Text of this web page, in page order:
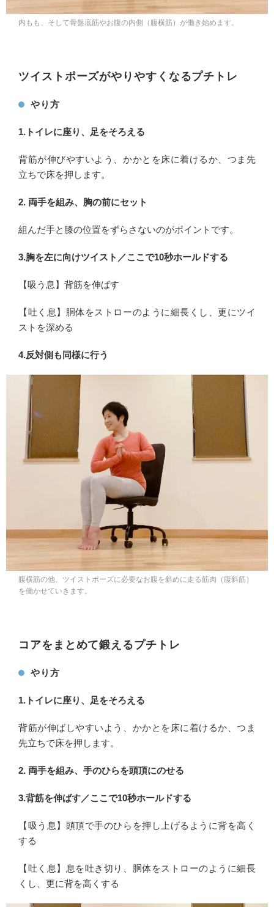
内もも、そして骨盤底筋やお腹の内側（腹横筋）が働き始めます。
ツイストポーズがやりやすくなるプチトレ
やり方
1.トイレに座り、足をそろえる
背筋が伸びやすいよう、かかとを床に着けるか、つま先
立ちで床を押します。
2. 両手を組み、胸の前にセット
組んだ手と膝の位置をずらさないのがポイントです。
3.胸を左に向けツイスト／ここで10秒ホールドする
【吸う息】背筋を伸ばす
【吐く息】胴体をストローのように細長くし、更にツイ
ストを深める
4.反対側も同様に行う
腹横筋の他、ツイストポーズに必要なお腹を斜めに走る筋肉（腹斜筋）
を働かせていきます。
コアをまとめて鍛えるプチトレ
やり方
1.トイレに座り、足をそろえる
背筋が伸ばしやすいよう、かかとを床に着けるか、つま
先立ちで床を押します。
2. 両手を組み、手のひらを頭頂にのせる
3.背筋を伸ばす／ここで10秒ホールドする
【吸う息】頭頂で手のひらを押し上げるように背を高く
する
【吐く息】息を吐き切り、胴体をストローのように細長
くし、更に背を高くする